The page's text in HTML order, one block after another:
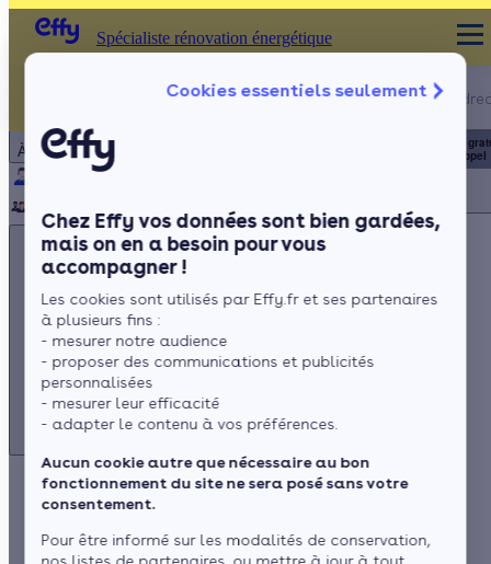
Cookies essentiels seulement
Chez Effy vos données sont bien gardées,
mais on en a besoin pour vous
accompagner !
Les cookies sont utilisés par Effy.fr et ses partenaires
à plusieurs fins :
- mesurer notre audience
- proposer des communications et publicités
personnalisées
- mesurer leur efficacité
- adapter le contenu à vos préférences.
Aucun cookie autre que nécessaire au bon
fonctionnement du site ne sera posé sans votre
consentement.
Pour être informé sur les modalités de conservation,
À propos
Notre équipe
Rejoignez-nous Presse
Spécialiste rénovation énergétique
Appelez-nous !
du lundi au
Service
+ prix appel
Appelez-nous !
du lundi au vendredi - 8h à 19h
3456
Service gratuit
+ prix appel
Spécialiste rénovation énergétique